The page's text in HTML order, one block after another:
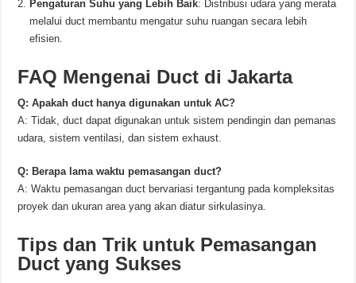
Pengaturan Suhu yang Lebih Baik: Distribusi udara yang merata
melalui duct membantu mengatur suhu ruangan secara lebih
efisien.
FAQ Mengenai Duct di Jakarta
Q: Apakah duct hanya digunakan untuk AC?
A: Tidak, duct dapat digunakan untuk sistem pendingin dan pemanas
udara, sistem ventilasi, dan sistem exhaust.
Q: Berapa lama waktu pemasangan duct?
A: Waktu pemasangan duct bervariasi tergantung pada kompleksitas
proyek dan ukuran area yang akan diatur sirkulasinya.
Tips dan Trik untuk Pemasangan
Duct yang Sukses